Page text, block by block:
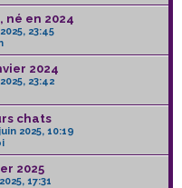
né en 2024
23:45
2024
23:42
chats
2025, 10:19
2025
17:31